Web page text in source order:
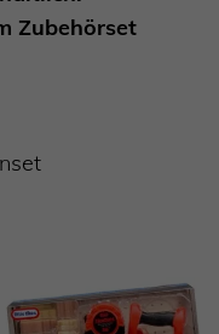
Zubehörset